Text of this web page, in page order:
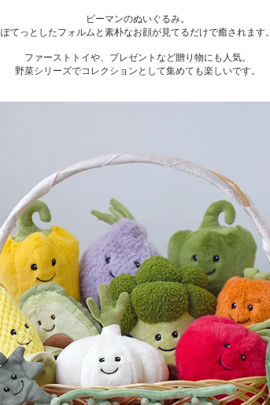
ピーマンのぬいぐるみ。
ぽてっとしたフォルムと素朴なお顔が見てるだけで癒されます。
ファーストトイや、プレゼントなど贈り物にも人気。
野菜シリーズでコレクションとして集めても楽しいです。